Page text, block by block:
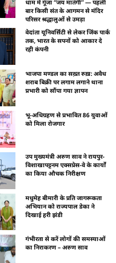
धाम में गूंजा “जय मातंगी” — पहली
बार किसी संत के आगमन से मंदिर
परिसर श्रद्धालुओं से उमड़ा
वेदांता यूनिवर्सिटी से लेकर जिंक पार्क
तक, भारत के सपनों को आकार दे
रही कंपनी
भाजपा मण्डल का सख़्त रुख़: अवैध
शराब बिक्री पर लगाम लगाने थाना
प्रभारी को सौंपा गया ज्ञापन
भू-अधिग्रहण से प्रभावित 86 युवाओं
को मिला रोजगार
उप मुख्यमंत्री अरुण साव ने रायपुर-
विशाखापट्टनम एक्सप्रेस-वे के कार्यों
का किया औचक निरीक्षण
मधुमेह बीमारी के प्रति जागरूकता
अभियान को राज्यपाल डेका ने
दिखाई हरी झंडी
गंभीरता से करें लोगों की समस्याओं
का निराकरण – अरुण साव